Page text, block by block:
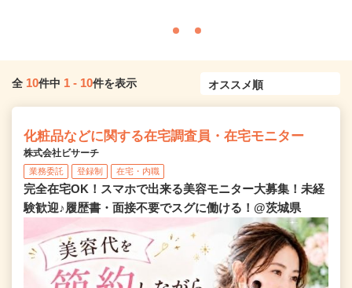
全 10件中 1 - 10件を表示
化粧品などに関する在宅調査員・在宅モニター
株式会社ビサーチ
業務委託 登録制 在宅・内職
完全在宅OK！スマホで出来る美容モニター大募集！未経
験歓迎♪履歴書・面接不要でスグに働ける！@茨城県